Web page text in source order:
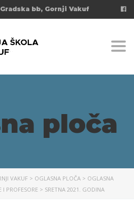
Gradska bb, Gornji Vakuf
ploča
VAKUF > OGLASNA PLOČA > OGLASNA
I PROFESORE > SRETNA 2021. GODINA